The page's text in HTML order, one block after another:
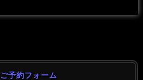
ご予約フォーム